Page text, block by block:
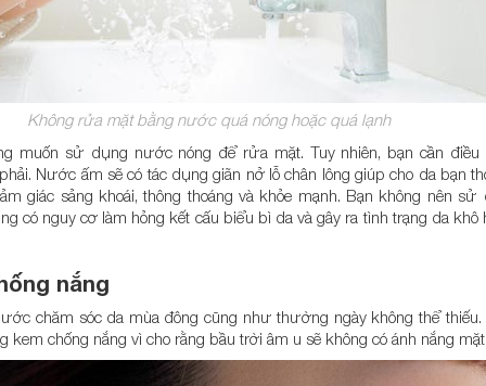
Không rửa mặt bằng nước quá nóng hoặc quá lạnh
muốn sử dụng nước nóng để rửa mặt. Tuy nhiên, bạn cần điều
Nước ấm sẽ có tác dụng giãn nở lỗ chân lông giúp cho da bạn
giác sảng khoái, thông thoáng và khỏe mạnh. Bạn không nên
có nguy cơ làm hỏng kết cấu biểu bì da và gây ra tình trạng da khô
nắng
chăm sóc da mùa đông cũng như thường ngày không thể thiếu.
chống nắng vì cho rằng bầu trời âm u sẽ không có ánh nắng